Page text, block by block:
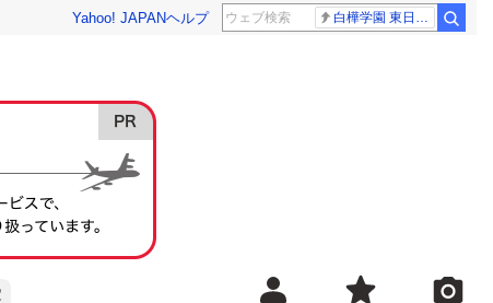
Yahoo! JAPANヘルプ 白樺学園 東日大昌平